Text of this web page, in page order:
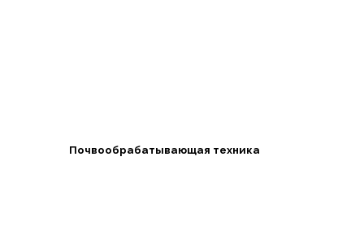
Почвообрабатывающая техника